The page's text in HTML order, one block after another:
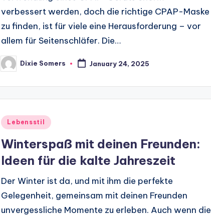
verbessert werden, doch die richtige CPAP-Maske
zu finden, ist für viele eine Herausforderung – vor
allem für Seitenschläfer. Die…
Posted
by
Dixie Somers January 24, 2025
Posted
Lebensstil
Winterspaß mit deinen Freunden:
Ideen für die kalte Jahreszeit
Der Winter ist da, und mit ihm die perfekte
Gelegenheit, gemeinsam mit deinen Freunden
unvergessliche Momente zu erleben. Auch wenn die